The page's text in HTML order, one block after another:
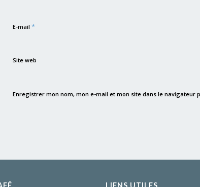
E-mail *
Site web
Enregistrer mon nom, mon e-mail et mon site dans le navigateur